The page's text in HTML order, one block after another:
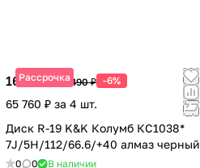
Рассрочка
16 440 ₽17 490 ₽ -6%
65 760 ₽ за 4 шт.
Диск R-19 K&K Колумб КС1038*
7J/5H/112/66.6/+40 алмаз черный
0 0 В наличии